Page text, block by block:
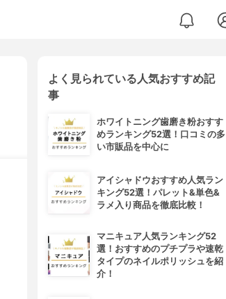
よく見られている人気おすすめ記
事
ホワイトニング歯磨き粉おすす
めランキング52選！口コミの多
い市販品を中心に
アイシャドウおすすめ人気ラン
キング52選！パレット&単色&
ラメ入り商品を徹底比較！
マニキュア人気ランキング52
選！おすすめのプチプラや速乾
タイプのネイルポリッシュを紹
介！